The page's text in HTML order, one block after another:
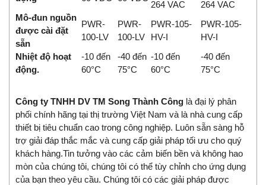
264 VAC
264 VAC
Mô-đun nguồn
được cài đặt
sẵn
PWR-
100-LV
PWR-
100-LV
PWR-105-
HV-I
PWR-105-
HV-I
Nhiệt độ hoạt
động.
-10 đến
60°C
-40 đến
75°C
-10 đến
60°C
-40 đến
75°C
Công ty TNHH DV TM Song Thành Công là đại lý phân
phối chính hãng tại thị trường Việt Nam và là nhà cung cấp
thiết bị tiêu chuẩn cao trong công nghiệp. Luôn sẵn sàng hỗ
trợ giải đáp thắc mắc và cung cấp giải pháp tối ưu cho quý
khách hàng.Tin tưởng vào các cảm biến bền và không hao
mòn của chúng tôi, chúng tôi có thể tùy chỉnh cho ứng dụng
của bạn theo yêu cầu. Chúng tôi có các giải pháp được